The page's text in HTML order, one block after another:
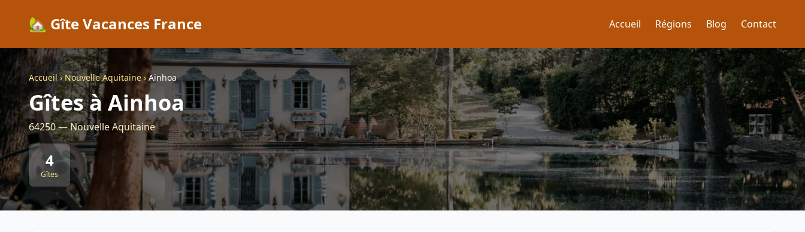
🏡 Gîte Vacances France Accueil Régions Blog Contact
Accueil›Nouvelle Aquitaine› Ainhoa
Gîtes à Ainhoa
64250 — Nouvelle Aquitaine
4
Gîtes